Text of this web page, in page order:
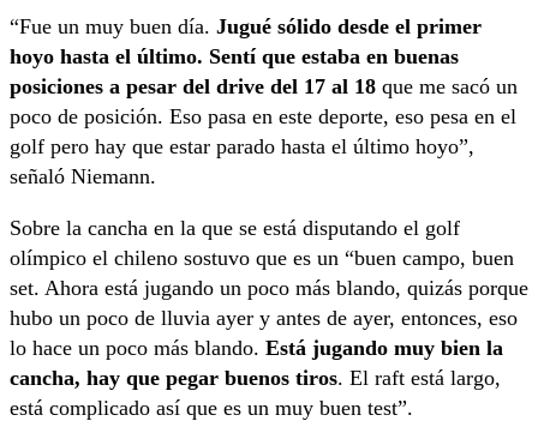
“Fue un muy buen día. Jugué sólido desde el primer
hoyo hasta el último. Sentí que estaba en buenas
posiciones a pesar del drive del 17 al 18 que me sacó un
poco de posición. Eso pasa en este deporte, eso pesa en el
golf pero hay que estar parado hasta el último hoyo”,
señaló Niemann.
Sobre la cancha en la que se está disputando el golf
olímpico el chileno sostuvo que es un “buen campo, buen
set. Ahora está jugando un poco más blando, quizás porque
hubo un poco de lluvia ayer y antes de ayer, entonces, eso
lo hace un poco más blando. Está jugando muy bien la
cancha, hay que pegar buenos tiros. El raft está largo,
está complicado así que es un muy buen test”.